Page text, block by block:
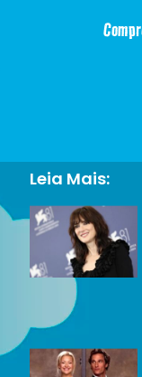
Leia Mais: